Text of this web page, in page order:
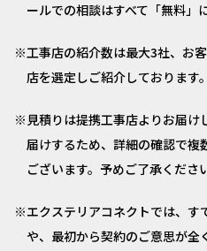
ールでの相談はすべて「無料」
工事店の紹介数は最大3社、お
店を選定しご紹介しております。
見積りは提携工事店よりお届け
届けするため、詳細の確認で複
ございます。予めご了承くださ
エクステリアコネクトでは、
や、最初から契約のご意思が全